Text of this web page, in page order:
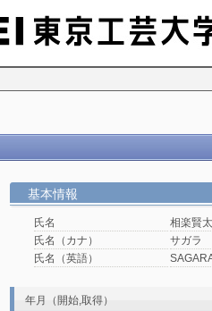
基本情報
氏名
相楽賢
氏名（カナ）
サガラ
氏名（英語）
年月（開始,取得）